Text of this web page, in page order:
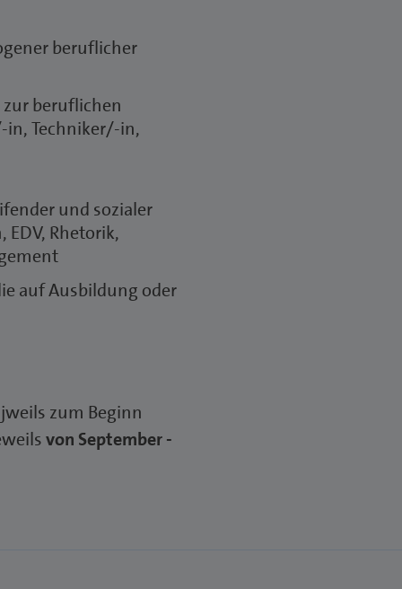
beruflicher
beruflichen
Techniker/-in,
und sozialer
EDV, Rhetorik,
auf Ausbildung oder
zum Beginn
von September -